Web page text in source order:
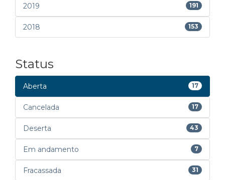
2019 191
2018 153
Status
Aberta 17
Cancelada 17
Deserta 43
Em andamento 7
Fracassada 31